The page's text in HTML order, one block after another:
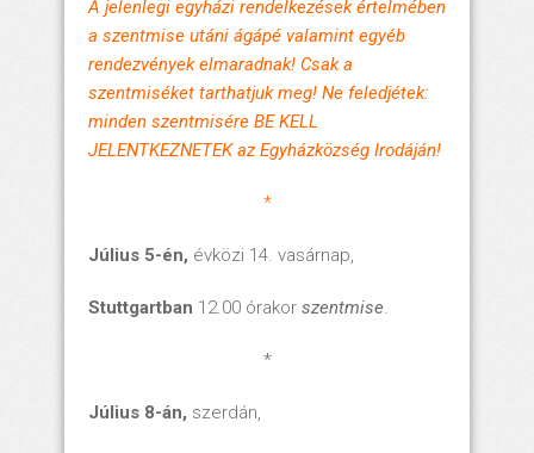
A jelenlegi egyházi rendelkezések értelmében
a szentmise utáni ágápé valamint egyéb
rendezvények elmaradnak! Csak a
szentmiséket tarthatjuk meg! Ne feledjétek:
minden szentmisére BE KELL
JELENTKEZNETEK az Egyházközség Irodáján!
*
Július 5-én, évközi 14. vasárnap,
Stuttgartban 12.00 órakor szentmise.
*
Július 8-án, szerdán,